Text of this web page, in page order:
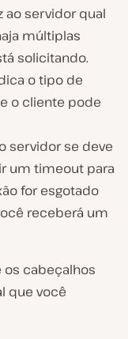
ao servidor qual
múltiplas
solicitando.
o tipo de
o cliente pode
servidor se deve
um timeout para
for esgotado
receberá um
os cabeçalhos
que você